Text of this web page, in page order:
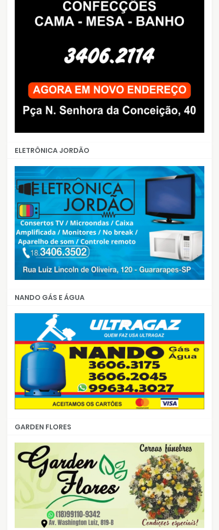
ELETRÔNICA JORDÃO
NANDO GÁS E ÁGUA
GARDEN FLORES